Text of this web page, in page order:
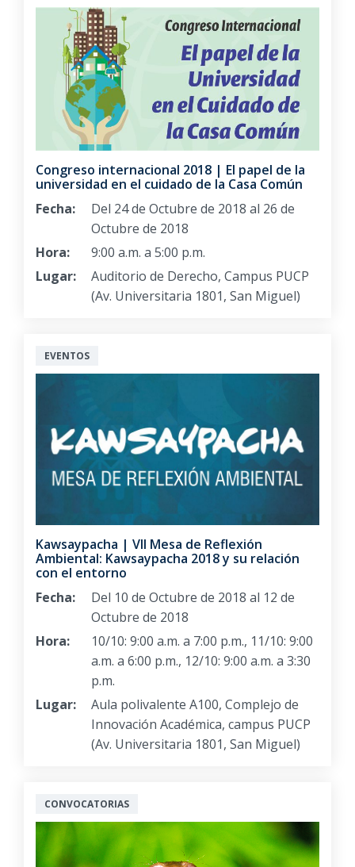
Congreso internacional 2018 | El papel de la
universidad en el cuidado de la Casa Común
Fecha:
Del 24 de Octubre de 2018 al 26 de
Octubre de 2018
Hora:
9:00 a.m. a 5:00 p.m.
Lugar:
Auditorio de Derecho, Campus PUCP
(Av. Universitaria 1801, San Miguel)
EVENTOS
Kawsaypacha | VII Mesa de Reflexión
Ambiental: Kawsaypacha 2018 y su relación
con el entorno
Fecha:
Del 10 de Octubre de 2018 al 12 de
Octubre de 2018
Hora:
10/10: 9:00 a.m. a 7:00 p.m., 11/10: 9:00
a.m. a 6:00 p.m., 12/10: 9:00 a.m. a 3:30
p.m.
Lugar:
Aula polivalente A100, Complejo de
Innovación Académica, campus PUCP
(Av. Universitaria 1801, San Miguel)
CONVOCATORIAS